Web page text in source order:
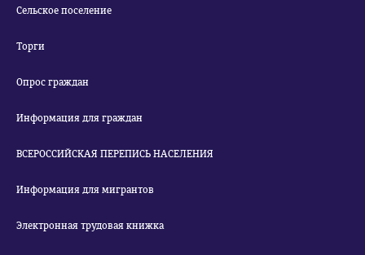
Сельское поселение
Торги
Опрос граждан
Информация для граждан
ВСЕРОССИЙСКАЯ ПЕРЕПИСЬ НАСЕЛЕНИЯ
Информация для мигрантов
Электронная трудовая книжка